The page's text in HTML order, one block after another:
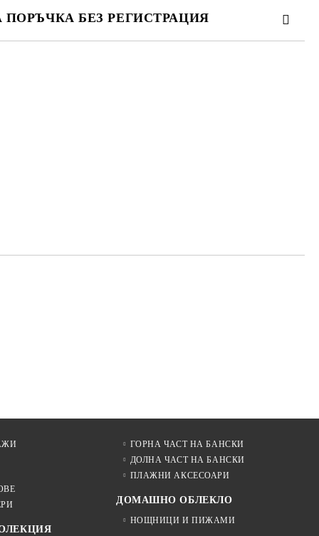
ПОРЪЧКА БЕЗ РЕГИСТРАЦИЯ
ГОРНА ЧАСТ НА БАНСКИ
ДОЛНА ЧАСТ НА БАНСКИ
ПЛАЖНИ АКСЕСОАРИ
ДОМАШНО ОБЛЕКЛО
НОЩНИЦИ И ПИЖАМИ